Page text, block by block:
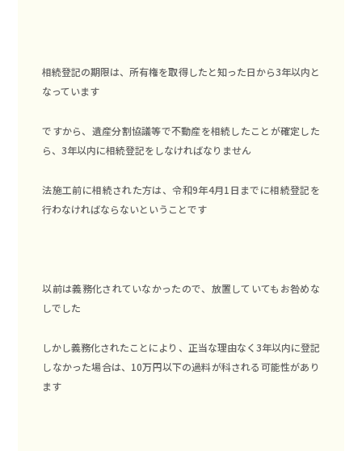
相続登記の期限は、所有権を取得したと知った日から3年以内と
なっています
ですから、遺産分割協議等で不動産を相続したことが確定した
ら、3年以内に相続登記をしなければなりません
法施工前に相続された方は、令和9年4月1日までに相続登記を
行わなければならないということです
以前は義務化されていなかったので、放置していてもお咎めな
しでした
しかし義務化されたことにより、 正当な理由なく3年以内に登記
しなかった場合は、10万円以下の過料が科される可能性があり
ます